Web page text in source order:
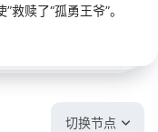
救赎了“孤勇王爷”。
切换节点